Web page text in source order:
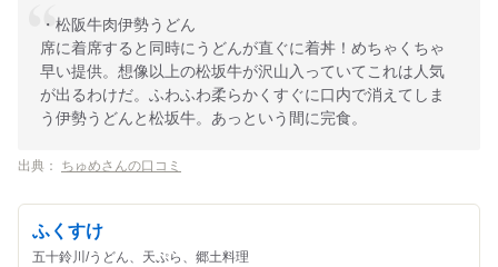
・松阪牛肉伊勢うどん
席に着席すると同時にうどんが直ぐに着丼！めちゃくちゃ
早い提供。想像以上の松坂牛が沢山入っていてこれは人気
が出るわけだ。ふわふわ柔らかくすぐに口内で消えてしま
う伊勢うどんと松坂牛。あっという間に完食。
出典： ちゅめさんの口コミ
ふくすけ
五十鈴川/うどん、天ぷら、郷土料理